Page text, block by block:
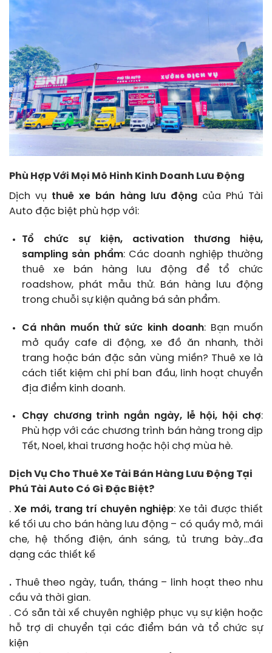
Phù Hợp Với Mọi Mô Hình Kinh Doanh Lưu Động
Dịch vụ thuê xe bán hàng lưu độngcủa Phú Tài
Auto đặc biệt phù hợp với:
Tổ chức sự kiện, activation thương hiệu,
sampling sản phẩm: Các doanh nghiệp thường
thuê xe bán hàng lưu động để tổ chức
roadshow, phát mẫu thử. Bán hàng lưu động
trong chuỗi sự kiện quảng bá sản phẩm.
Cá nhân muốn thử sức kinh doanh: Bạn muốn
mở quầy cafe di động, xe đồ ăn nhanh, thời
trang hoặc bán đặc sản vùng miền? Thuê xe là
cách tiết kiệm chi phí ban đầu, linh hoạt chuyển
địa điểm kinh doanh.
Chạy chương trình ngắn ngày, lễ hội, hội chợ:
Phù hợp với các chương trình bán hàng trong dịp
Tết, Noel, khai trương hoặc hội chợ mùa hè.
Dịch Vụ Cho Thuê Xe Tải Bán Hàng Lưu Động Tại
Phú Tài Auto Có Gì Đặc Biệt?
.Xe mới, trang trí chuyên nghiệp: Xe tải được thiết
kế tối ưu cho bán hàng lưu động – có quầy mở, mái
che, hệ thống điện, ánh sáng, tủ trưng bày…đa
dạng các thiết kế
. Thuê theo ngày, tuần, tháng – linh hoạt theo nhu
cầu và thời gian.
. Có sẵn tài xế chuyên nghiệp phục vụ sự kiện hoặc
hỗ trợ di chuyển tại các điểm bán và tổ chức sự
kiện